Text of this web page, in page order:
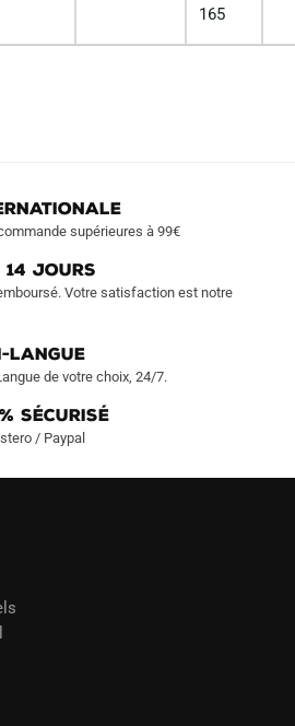
165
supérieures à 99€
14 JOURS
Votre satisfaction est notre
LANGUE
de votre choix, 24/7.
Sécurisé
/ Paypal